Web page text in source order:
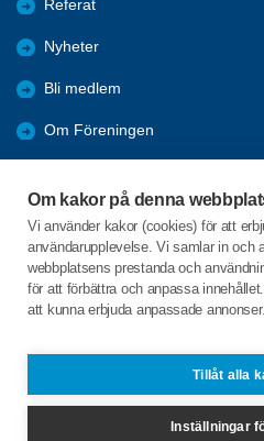
Om kakor på denna
Vi använder kakor (cookies) för att
användarupplevelse. Vi samlar in och
webbplatsens prestanda och
för att förbättra och anpassa
att kunna erbjuda anpassade annonser.
Tillåt alla
Inställningar
Referat
Nyheter
Bli medlem
Om Föreningen
Bli vänmedlem
C/o:Carina Rhodin Nilsson